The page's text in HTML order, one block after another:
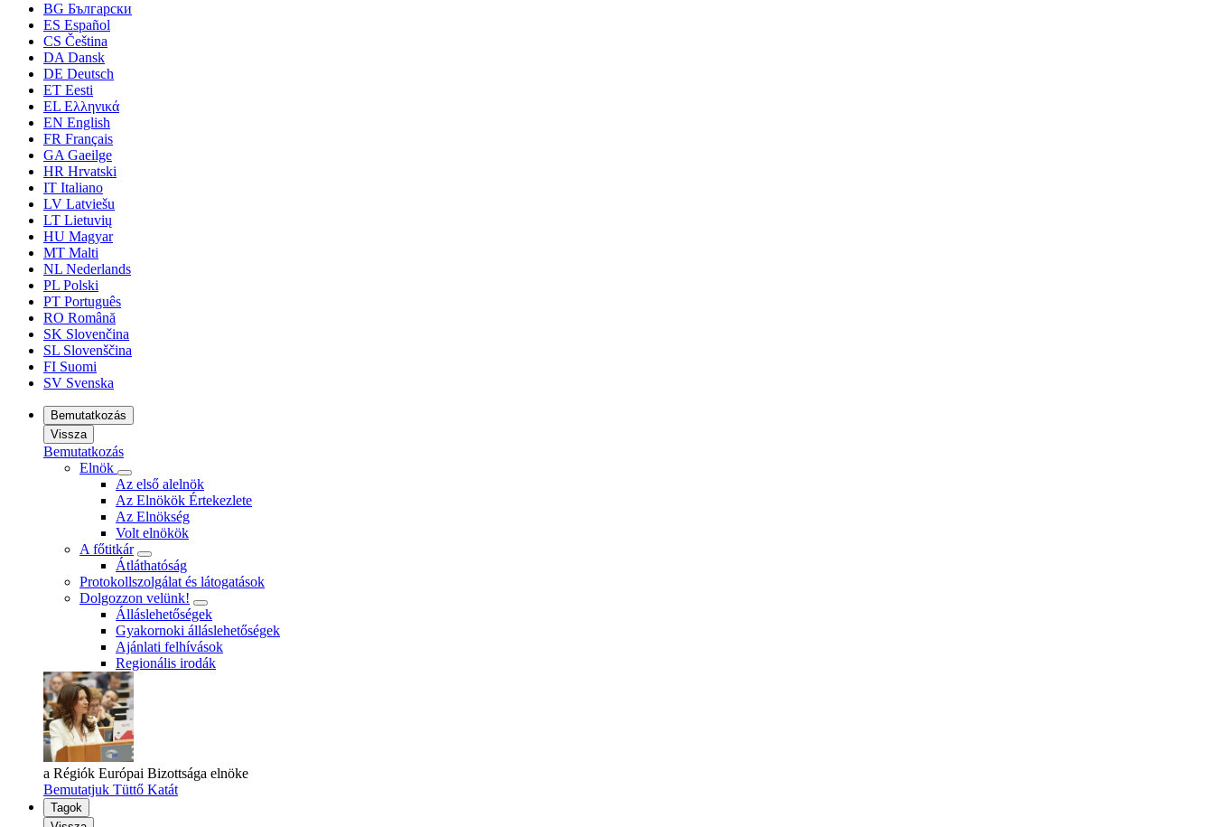
BG Български
ES Español
CS Čeština
DADansk
DE Deutsch
ET Eesti
EL Ελληνικά
EN English
FR Français
GAGaeilge
HR Hrvatski
IT Italiano
LV Latviešu
LT Lietuvių
HU Magyar
MT Malti
NL Nederlands
PL Polski
PT Português
RO Română
SK Slovenčina
SL Slovenščina
FI Suomi
SV Svenska
Bemutatkozás
Vissza
Bemutatkozás
Elnök
Az első alelnök
Az Elnökök Értekezlete
Az Elnökség
Volt elnökök
A főtitkár
Átláthatóság
Protokollszolgálat és látogatások
Dolgozzon velünk!
Álláslehetőségek
Gyakornoki álláslehetőségek
Ajánlati felhívások
Regionális irodák
a Régiók Európai Bizottsága elnöke
Bemutatjuk Tüttő Katát
Tagok